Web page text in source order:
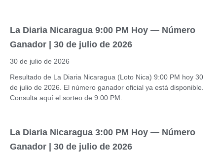
La Diaria Nicaragua 9:00 PM Hoy — Número
Ganador | 30 de julio de 2026
30 de julio de 2026
Resultado de La Diaria Nicaragua (Loto Nica) 9:00 PM hoy 30
de julio de 2026. El número ganador oficial ya está disponible.
Consulta aquí el sorteo de 9:00 PM.
La Diaria Nicaragua 3:00 PM Hoy — Número
Ganador | 30 de julio de 2026